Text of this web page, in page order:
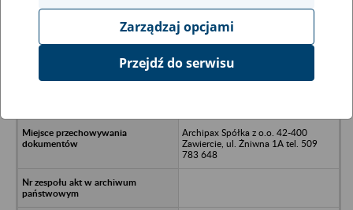
Ukryj wszystkie pozycje bazy
Enterprise House Spółka z o.o. w
Archipax Spółka z o.o. 42-400
Zawiercie, ul. Żniwna 1A tel. 509
783 648
Zarządzaj opcjami
Przejdź do serwisu